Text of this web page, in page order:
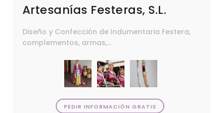
Artesanías Festeras, S.L.
Diseño y Confección de Indumentaria Festera,
complementos, armas,...
PEDIR INFORMACIÓN GRATIS